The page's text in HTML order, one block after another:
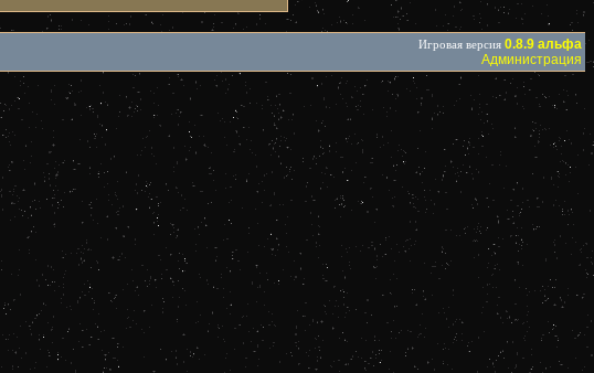
Игровая версия 0.8.9 альфа
Администрация